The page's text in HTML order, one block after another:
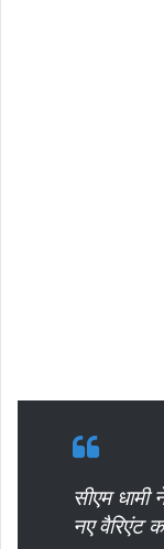
सीएम धामी
नए वैरिएंट